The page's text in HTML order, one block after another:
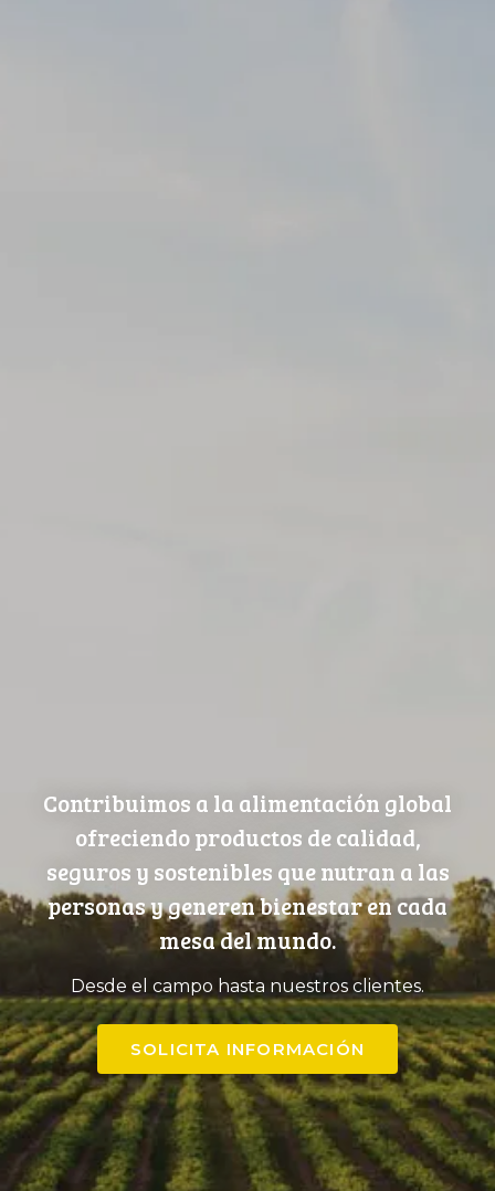
Contribuimos a la alimentación global
ofreciendo productos de calidad,
seguros y sostenibles que nutran a las
personas y generen bienestar en cada
mesa del mundo.
Desde el campo hasta nuestros clientes.
SOLICITA INFORMACIÓN